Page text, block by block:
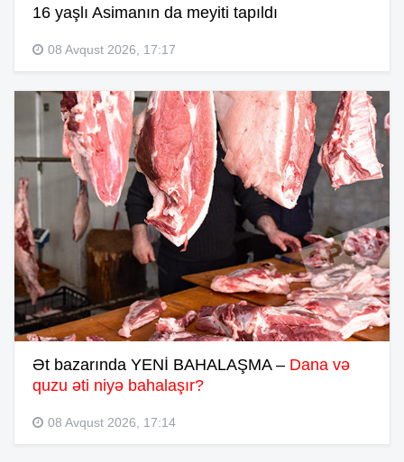
16 yaşlı Asimanın da meyiti tapıldı
08 Avqust 2026, 17:17
Ət bazarında YENİ BAHALAŞMA – Dana və
quzu əti niyə bahalaşır?
08 Avqust 2026, 17:14